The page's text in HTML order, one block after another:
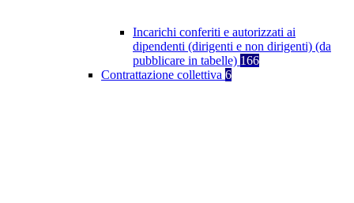
Incarichi conferiti e autorizzati ai
dipendenti (dirigenti e non dirigenti) (da
pubblicare in tabelle) 166
Contrattazione collettiva 6